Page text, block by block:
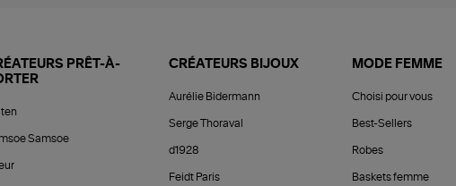
PRÊT-À-
Samsoe
CRÉATEURS BIJOUX
Aurélie Bidermann
Serge Thoraval
d1928
Feidt Paris
MODE FEMME
Choisi pour vous
Best-Sellers
Robes
Baskets femme